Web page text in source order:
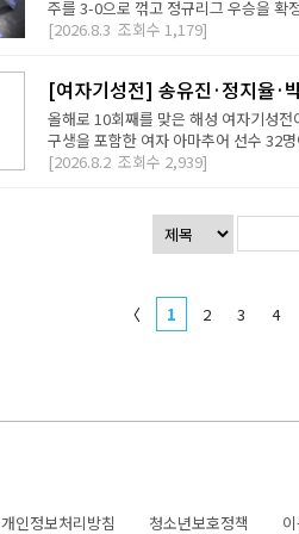
주를 3-0으로 꺾고 정규리그 우승을 확
[2026.8.3 조회수 1,179]
[여자기성전] 송유진·정지율·
올해로 10회째를 맞은 해성 여자기성
구생을 포함한 여자 아마추어 선수 32
[2026.8.2 조회수 2,939]
〈 1 2 3 4
개인정보처리방침 청소년보호정책